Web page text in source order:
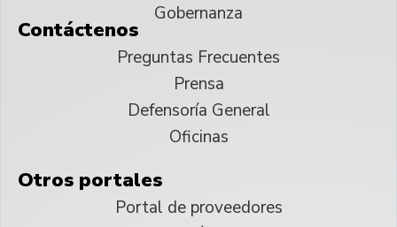
Gobernanza
Contáctenos
Preguntas Frecuentes
Prensa
Defensoría General
Oficinas
Otros portales
Portal de proveedores